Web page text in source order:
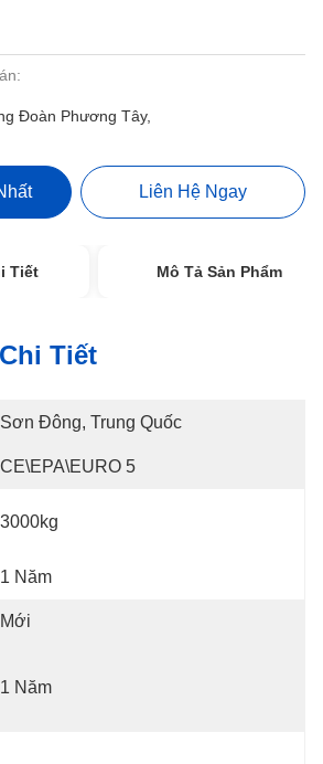
Đoàn Phương Tây,
Liên Hệ Ngay
Tiết Mô Tả Sản Phẩm
Tiết
Sơn Đông, Trung Quốc
CE\EPA\EURO 5
3000kg
1 Năm
Mới
1 Năm